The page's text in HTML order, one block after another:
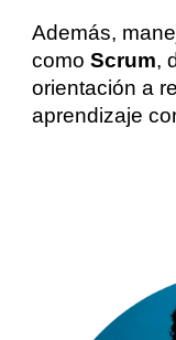
Además,
comoScrum,
orientación a
aprendizaje